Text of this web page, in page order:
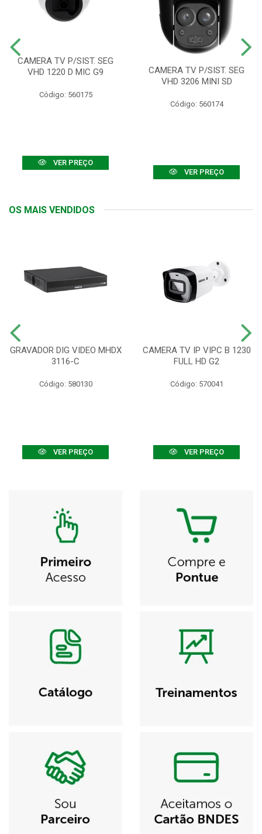
CAMERA TV P/SIST. SEG
VHD 1220 D MIC G9
Código: 560175
VER PREÇO
CAMERA TV P/SIST. SEG
VHD 3206 MINI SD
Código: 560174
VER PREÇO
OS MAIS VENDIDOS
GRAVADOR DIG VIDEO MHDX
3116-C
Código: 580130
VER PREÇO
CAMERA TV IP VIPC B 1230
FULL HD G2
Código: 570041
VER PREÇO